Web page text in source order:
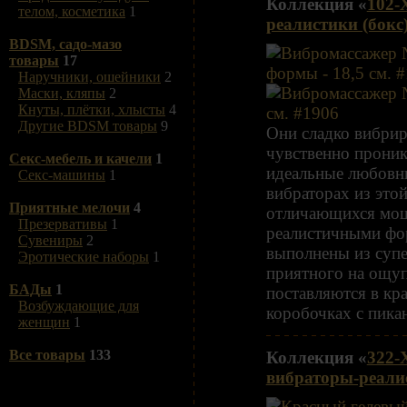
телом, косметика 1
BDSM, садо-мазо
товары 17
Наручники, ошейники 2
Маски, кляпы 2
Кнуты, плётки, хлысты 4
Другие BDSM товары 9
Секс-мебель и качели 1
Секс-машины 1
Приятные мелочи 4
Презервативы 1
Сувениры 2
Эротические наборы 1
БАДы 1
Возбуждающие для
женщин 1
Все товары 133
Коллекция «
реалистики
Они сладко
чувственно
идеальные
вибраторах из
отличающихся
реалистичными
выполнены из
приятного на
поставляются в
коробочках с
Коллекция «322-
вибраторы-